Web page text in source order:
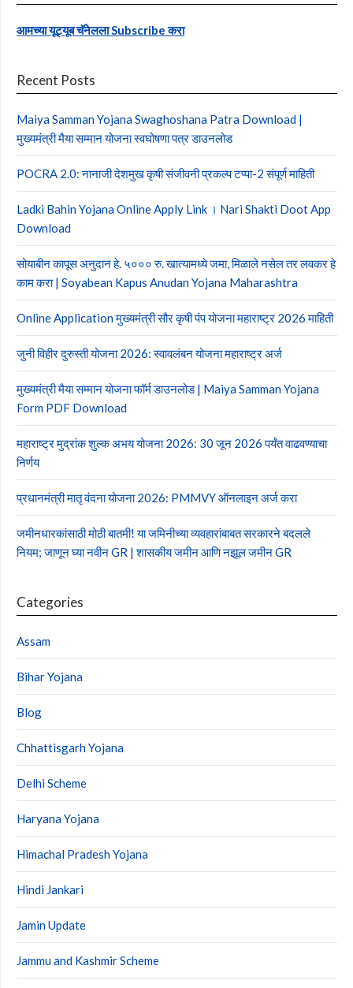
आमच्या यूट्यूब चॅनेलला Subscribe करा
Recent Posts
Maiya Samman Yojana Swaghoshana Patra Download |
मुख्यमंत्री मैया सम्मान योजना स्वघोषणा पत्र डाउनलोड
POCRA 2.0: नानाजी देशमुख कृषी संजीवनी प्रकल्प टप्पा-2 संपूर्ण माहिती
Ladki Bahin Yojana Online Apply Link । Nari Shakti Doot App
Download
सोयाबीन कापूस अनुदान हे. ५००० रु. खात्यामध्ये जमा, मिळाले नसेल तर लवकर हे
काम करा | Soyabean Kapus Anudan Yojana Maharashtra
Online Application मुख्यमंत्री सौर कृषी पंप योजना महाराष्ट्र 2026 माहिती
जुनी विहीर दुरुस्ती योजना 2026: स्वावलंबन योजना महाराष्ट्र अर्ज
मुख्यमंत्री मैया सम्मान योजना फॉर्म डाउनलोड | Maiya Samman Yojana
Form PDF Download
महाराष्ट्र मुद्रांक शुल्क अभय योजना 2026: 30 जून 2026 पर्यंत वाढवण्याचा
निर्णय
प्रधानमंत्री मातृ वंदना योजना 2026: PMMVY ऑनलाइन अर्ज करा
जमीनधारकांसाठी मोठी बातमी! या जमिनीच्या व्यवहारांबाबत सरकारने बदलले
नियम; जाणून घ्या नवीन GR | शासकीय जमीन आणि नझूल जमीन GR
Categories
Assam
Bihar Yojana
Blog
Chhattisgarh Yojana
Delhi Scheme
Haryana Yojana
Himachal Pradesh Yojana
Hindi Jankari
Jamin Update
Jammu and Kashmir Scheme